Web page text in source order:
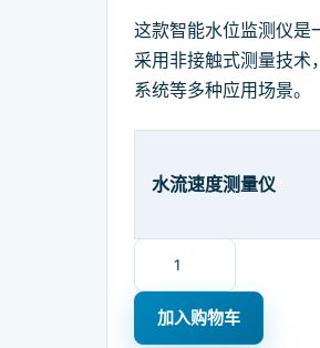
这款智能水位监测仪是
采用非接触式测量技术
系统等多种应用场景。
水流速度测量仪
智能水位监测仪 数量
加入购物车